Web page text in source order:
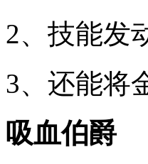
2、技能发
3、还能将
吸血伯爵